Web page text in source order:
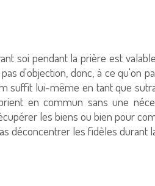
soi pendant la prière est
d'objection, donc, à ce qu'on
suffit lui-même en tant que
en commun sans une
les biens ou bien pour
déconcentrer les fidèles durant